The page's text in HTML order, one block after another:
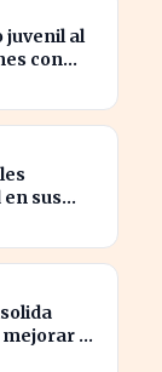
juvenil al
con
sus
el